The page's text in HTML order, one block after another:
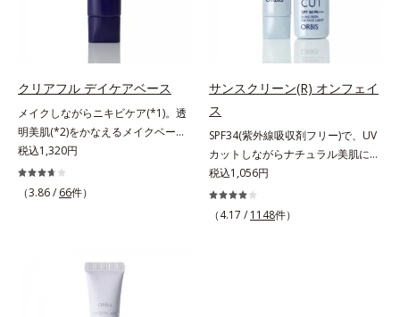
け止め・化粧下地・ファンデ―ショ
ン・コンシーラー・パウダーを兼ね
る1本6役。時短メイクが叶います。
* メラニンの生成を抑え、シミ・ソ
バカスを防ぐ
均一に光を拡散することを実現。毛
穴やシミの目立ちにくい“ほのツヤ
美肌”に仕上げます。ウォータープ
ルーフテスト済で、アウトドアにも
おすすめです。* 10時間化粧持ちデ
人差があります。
クリアフル デイケアベース
メイクしながらニキビケア(*1)。透
明美肌(*2)をかなえるメイクベー
ス。ニキビがあると、メイクはニキ
ビに良くないのではないかと心配に
なりがち。しかし何も塗らないと、
できる新発想のメイク下地。スキン
ケアシリーズと同様のニキビケア成
分を配合した肌にやさしい処方なの
税込1,320円
（3.86 / 66件）
サンスクリーン(R) オンフェイ
ス
SPF34(紫外線吸収剤フリー)で、UV
カットしながらナチュラル美肌に。
これ1本で“小でかけ”にも、化粧下
地としても。この1本があれば、“ち
ょっとそこまで”もOKなすっぴん美
税込1,056円
（4.17 / 1148件）